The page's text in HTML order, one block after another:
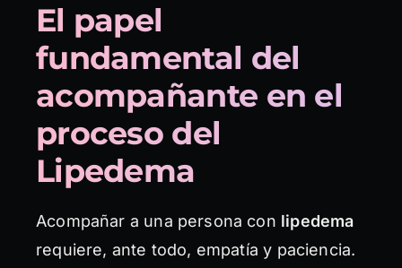
El papel
fundamental del
acompañante en el
proceso del
Lipedema
Acompañar a una persona con lipedema
requiere, ante todo, empatía y paciencia.